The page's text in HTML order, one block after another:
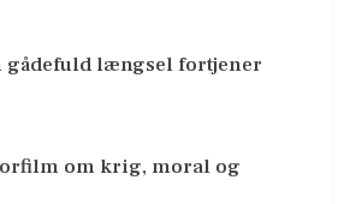
gådefuld længsel fortjener
om krig, moral og